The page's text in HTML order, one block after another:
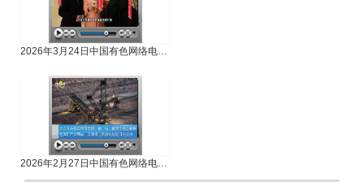
2026年3月24日中国有色网络电视新闻
2026年2月27日中国有色网络电视新闻